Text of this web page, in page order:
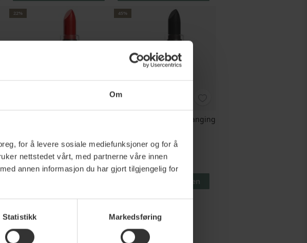
Om
for å levere sosiale mediefunksjoner og for å
nettstedet vårt, med partnerne våre innen
annen informasjon du har gjort tilgjengelig for
Statistikk Markedsføring
22%
3,5 G
Vejl. Pris kr 131,25
Priskr 101,75
45%
Moodmatcher Color Changing
3,5 G
Vejl. Pris kr 131,25
Priskr 72,25
Legg i handlekurven